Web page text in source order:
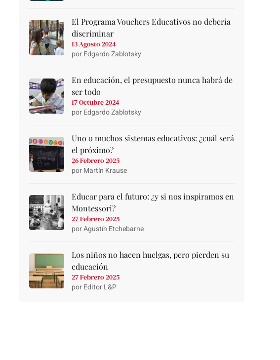
El Programa Vouchers Educativos no debería
discriminar
13 Agosto 2024
por Edgardo Zablotsky
En educación, el presupuesto nunca habrá de
ser todo
17 Octubre 2024
por Edgardo Zablotsky
Uno o muchos sistemas educativos: ¿cuál será
el próximo?
26 Febrero 2025
por Martín Krause
Educar para el futuro: ¿y si nos inspiramos en
Montessori?
27 Febrero 2025
por Agustín Etchebarne
Los niños no hacen huelgas, pero pierden su
educación
27 Febrero 2025
por Editor L&P